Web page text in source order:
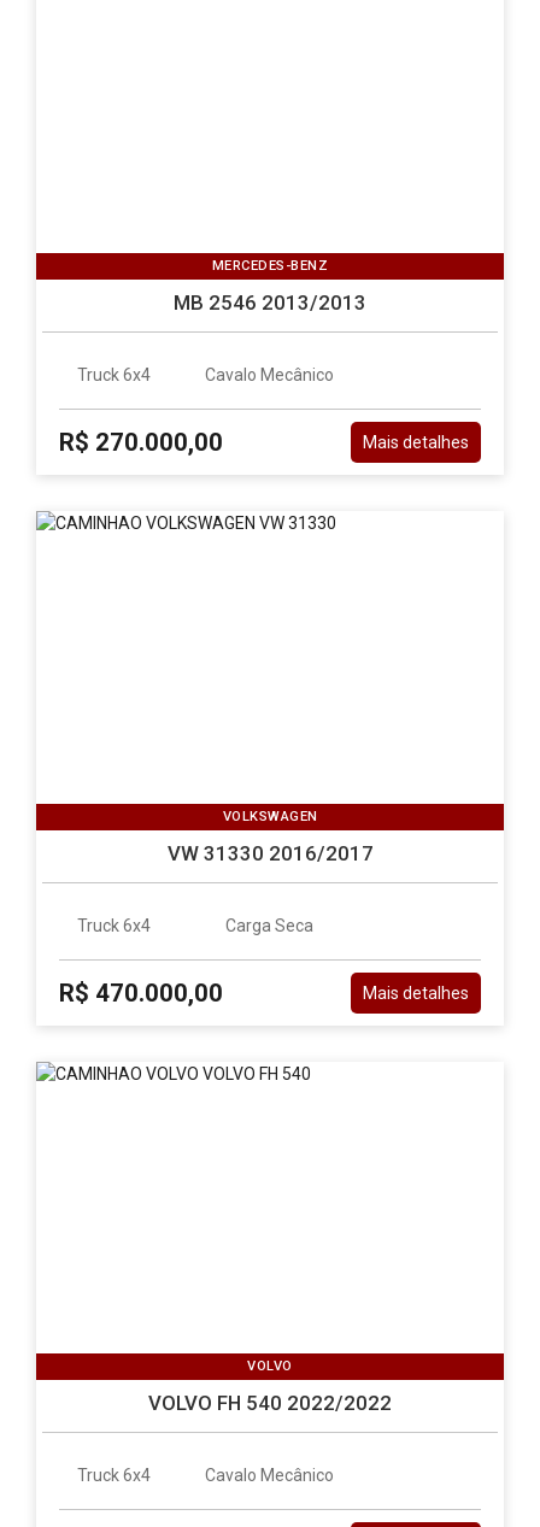
MERCEDES-BENZ
MB 2546 2013/2013
Truck 6x4 Cavalo Mecânico
R$ 270.000,00 Mais detalhes
VOLKSWAGEN
VW 31330 2016/2017
Truck 6x4 Carga Seca
R$ 470.000,00 Mais detalhes
VOLVO
VOLVO FH 540 2022/2022
Truck 6x4 Cavalo Mecânico